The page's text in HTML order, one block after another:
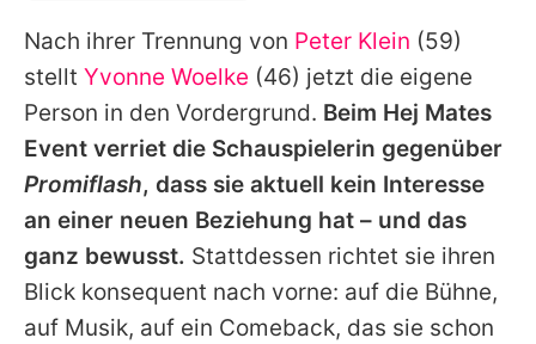
Alle Themen auf Promiflash
Jobs
App runterladen
Team
Redaktionelle Richtlinien
Impressum
Nach ihrer Trennung von Peter Klein (59)
stellt Yvonne Woelke (46) jetzt die eigene
Person in den Vordergrund. Beim Hej Mates
Event verriet die Schauspielerin gegenüber
Promiflash, dass sie aktuell kein Interesse
an einer neuen Beziehung hat – und das
ganz bewusst. Stattdessen richtet sie ihren
Blick konsequent nach vorne: auf die Bühne,
auf Musik, auf ein Comeback, das sie schon